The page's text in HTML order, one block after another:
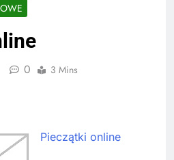
0 3 Mins
Pieczątki online